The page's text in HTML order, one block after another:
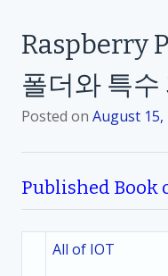
Raspberry
폴더와 특수
Posted on August 15,
Published Book
All of IOT